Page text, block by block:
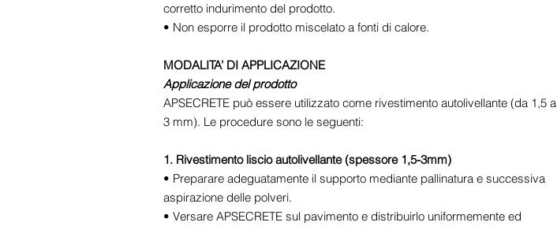
corretto indurimento del prodotto.
• Non esporre il prodotto miscelato a fonti di calore.
MODALITA’ DI APPLICAZIONE
Applicazione del prodotto
APSECRETE può essere utilizzato come rivestimento autolivellante (da 1,5 a
3 mm). Le procedure sono le seguenti:
1. Rivestimento liscio autolivellante (spessore 1,5-3mm)
• Preparare adeguatamente il supporto mediante pallinatura e successiva
aspirazione delle polveri.
• Versare APSECRETE sul pavimento e distribuirlo uniformemente ed